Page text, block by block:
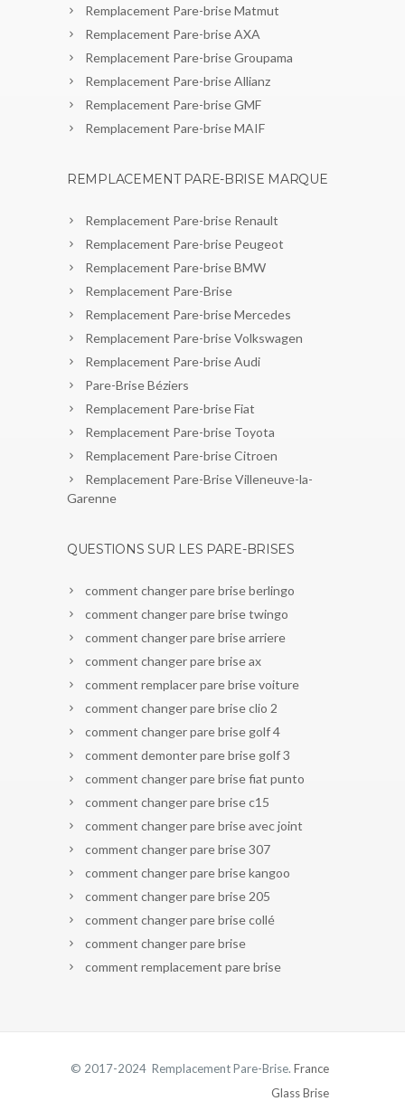
Remplacement Pare-brise Matmut
Remplacement Pare-brise AXA
Remplacement Pare-brise Groupama
Remplacement Pare-brise Allianz
Remplacement Pare-brise GMF
Remplacement Pare-brise MAIF
REMPLACEMENT PARE-BRISE MARQUE
Remplacement Pare-brise Renault
Remplacement Pare-brise Peugeot
Remplacement Pare-brise BMW
Remplacement Pare-Brise
Remplacement Pare-brise Mercedes
Remplacement Pare-brise Volkswagen
Remplacement Pare-brise Audi
Pare-Brise Béziers
Remplacement Pare-brise Fiat
Remplacement Pare-brise Toyota
Remplacement Pare-brise Citroen
Remplacement Pare-Brise Villeneuve-la-
Garenne
QUESTIONS SUR LES PARE-BRISES
comment changer pare brise berlingo
comment changer pare brise twingo
comment changer pare brise arriere
comment changer pare brise ax
comment remplacer pare brise voiture
comment changer pare brise clio 2
comment changer pare brise golf 4
comment demonter pare brise golf 3
comment changer pare brise fiat punto
comment changer pare brise c15
comment changer pare brise avec joint
comment changer pare brise 307
comment changer pare brise kangoo
comment changer pare brise 205
comment changer pare brise collé
comment changer pare brise
comment remplacement pare brise
© 2017-2024 Remplacement Pare-Brise. France
Glass Brise